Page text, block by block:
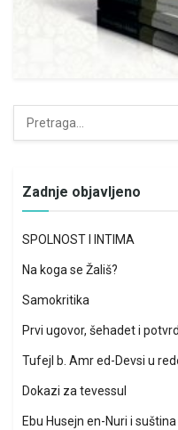
Zadnje objavljeno
SPOLNOST I INTIMA
Na koga se Žališ?
Samokritika
Prvi ugovor, šehadet i
Tufejl b. Amr ed-Devsi u
Dokazi za tevessul
Ebu Husejn en-Nuri i